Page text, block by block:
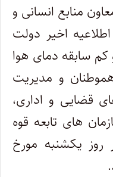
منابع انسانی و
اخیر دولت
سابقه دمای هوا
و مدیریت
قضایی و اداری،
های تابعه قوه
یکشنبه مورخ